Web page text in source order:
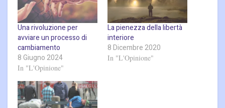
Una rivoluzione per
avviare un processo di
cambiamento
8 Giugno 2024
In "L'Opinione"
La pienezza della libertà
interiore
8 Dicembre 2020
In "L'Opinione"